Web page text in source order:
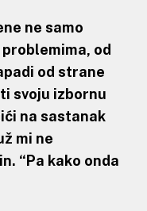
ne samo
od
od strane
svoju izbornu
na sastanak
mi ne
“Pa kako onda